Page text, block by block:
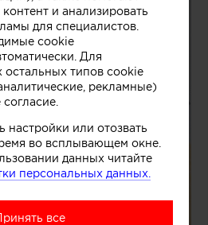
и анализировать
для специалистов.
cookie
Для
остальных типов cookie
рекламные)
настройки или отозвать
во всплывающем окне.
данных читайте
персональных данных.
все